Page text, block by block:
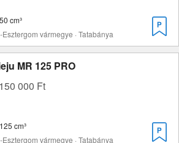
cm³
vármegye · Tatabánya
MR 125 PRO
000 Ft
cm³
vármegye · Tatabánya